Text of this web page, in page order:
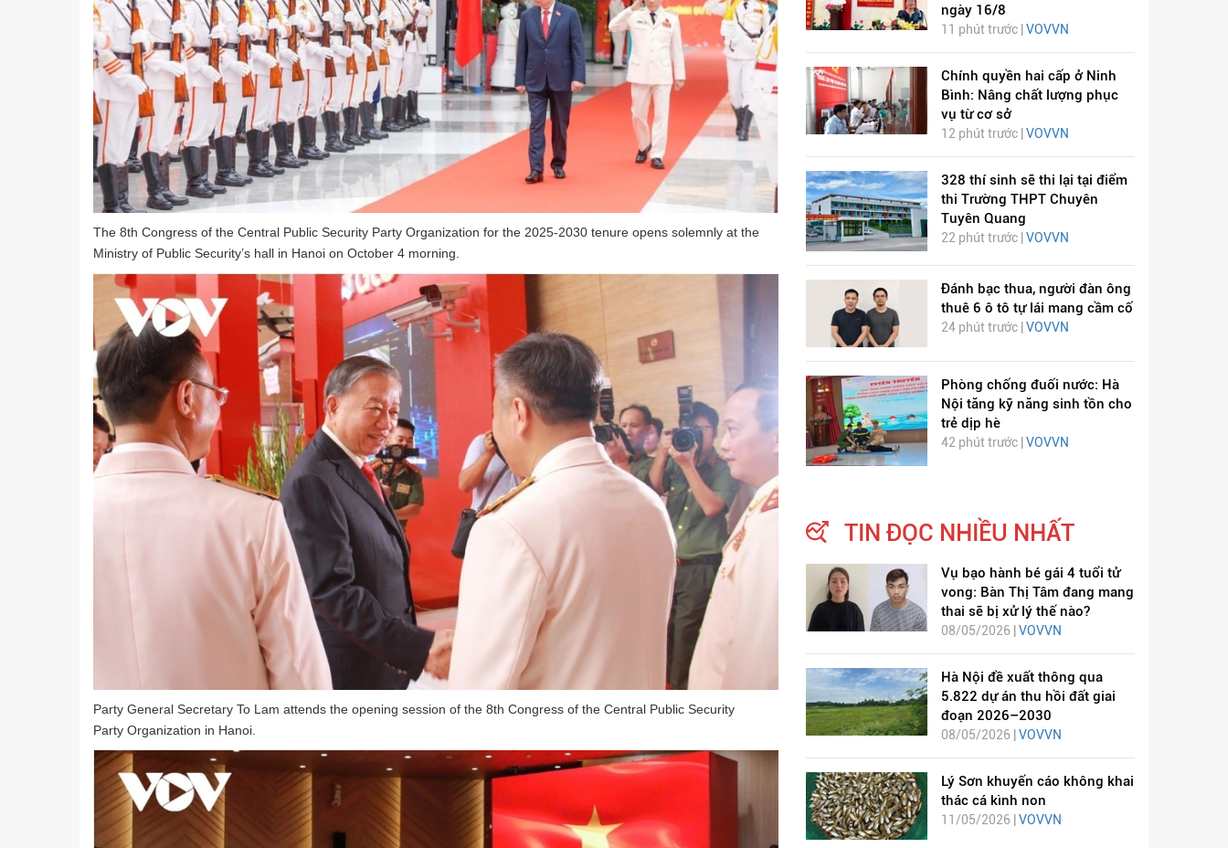
The 8th Congress of the Central Public Security Party Organization for the 2025-2030 tenure opens solemnly at the
Ministry of Public Security’s hall in Hanoi on October 4 morning.
Party General Secretary To Lam attends the opening session of the 8th Congress of the Central Public Security
Party Organization in Hanoi.
ngày 16/8
11 phút trước | VOVVN
Chính quyền hai cấp ở Ninh
Bình: Nâng chất lượng phục
vụ từ cơ sở
12 phút trước | VOVVN
328 thí sinh sẽ thi lại tại điểm
thi Trường THPT Chuyên
Tuyên Quang
22 phút trước | VOVVN
Đánh bạc thua, người đàn ông
thuê 6 ô tô tự lái mang cầm cố
24 phút trước | VOVVN
Phòng chống đuối nước: Hà
Nội tăng kỹ năng sinh tồn cho
trẻ dịp hè
42 phút trước | VOVVN
TIN ĐỌC NHIỀU NHẤT
Vụ bạo hành bé gái 4 tuổi tử
vong: Bàn Thị Tâm đang mang
thai sẽ bị xử lý thế nào?
08/05/2026 | VOVVN
Hà Nội đề xuất thông qua
5.822 dự án thu hồi đất giai
đoạn 2026–2030
08/05/2026 | VOVVN
Lý Sơn khuyến cáo không khai
thác cá kình non
11/05/2026 | VOVVN